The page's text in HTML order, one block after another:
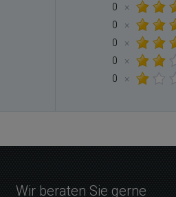
0
×
0
×
0
×
0
×
0
×
Wir beraten Sie gerne